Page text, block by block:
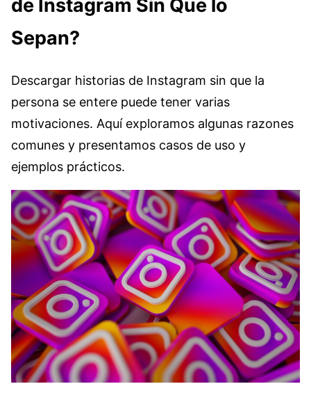
de Instagram Sin Que lo
Sepan?
Descargar historias de Instagram sin que la
persona se entere puede tener varias
motivaciones. Aquí exploramos algunas razones
comunes y presentamos casos de uso y
ejemplos prácticos.